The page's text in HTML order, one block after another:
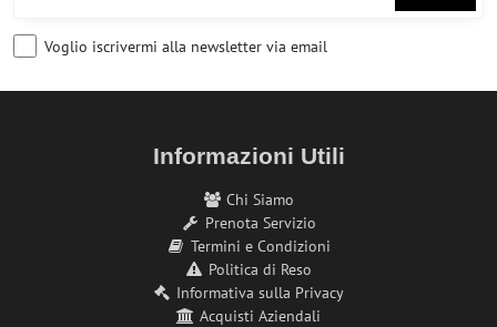
Voglio iscrivermi alla newsletter via email
Informazioni Utili
Chi Siamo
Prenota Servizio
Termini e Condizioni
Politica di Reso
Informativa sulla Privacy
Acquisti Aziendali